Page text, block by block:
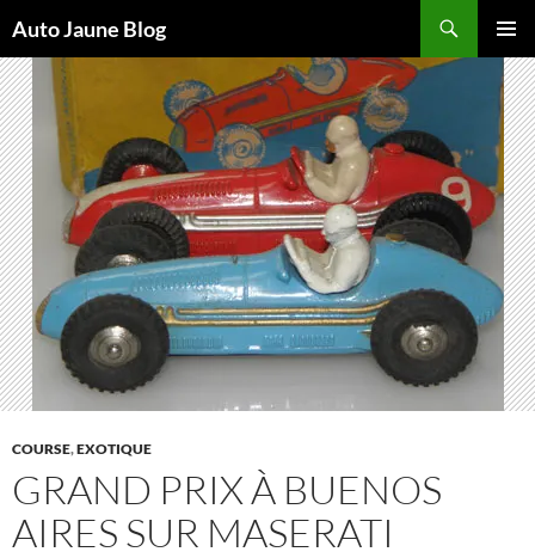
Auto Jaune Blog
MENU
AU
CONTENU
COURSE,EXOTIQUE
GRAND PRIX À BUENOS
AIRES SUR MASERATI